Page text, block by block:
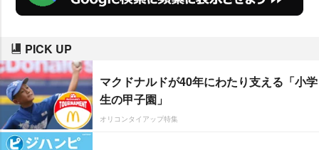
示、5.1万いいねを記録した。やり
PICK UP
マクドナルドが40年にわたり支える「小学
生の甲子園」
オリコンタイアップ特集